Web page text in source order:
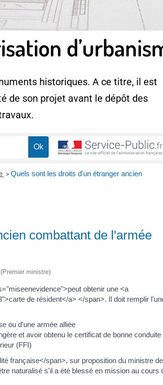
historiques. A ce titre, il est
de son projet avant le dépôt des
> Quels sont les droits d'un étranger ancien
combattant de l'armée
ministre)
obtenir une <a
de résident</a> </span>. Il doit remplir
ou d'une armée alliée
et avoir obtenu le certificat de bonne conduite
(FFI)
française</span>, sur proposition du ministre
naturalisé s'il a été blessé en mission au cours